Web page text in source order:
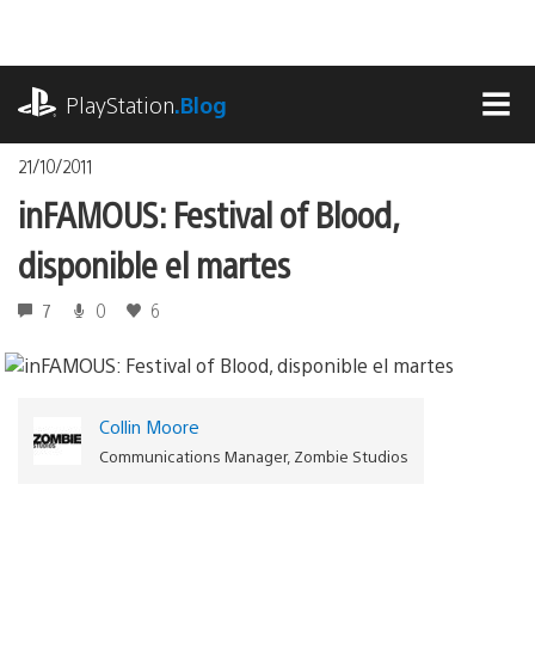
contenido
PlayStation.Blog
21/10/2011
inFAMOUS: Festival of Blood,
disponible el martes
7 0 6
Collin Moore
Communications Manager, Zombie Studios